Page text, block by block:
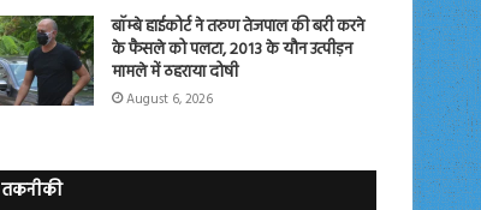
बॉम्बे हाईकोर्ट ने तरुण तेजपाल की बरी करने
के फैसले को पलटा, 2013 के यौन उत्पीड़न
मामले में ठहराया दोषी
August 6, 2026
तकनीकी